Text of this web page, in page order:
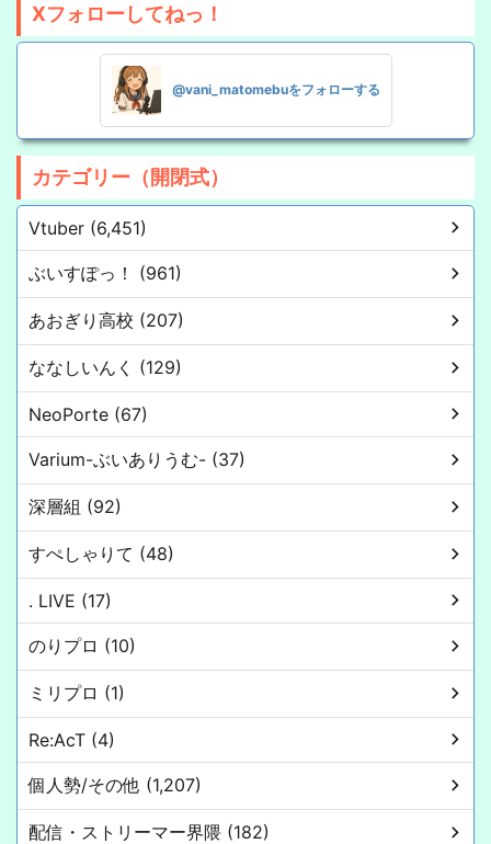
Xフォローしてねっ！
@vani_matomebuをフォローする
カテゴリー（開閉式）
Vtuber (6,451)
ぶいすぽっ！ (961)
あおぎり高校 (207)
ななしいんく (129)
NeoPorte (67)
Varium-ぶいありうむ- (37)
深層組 (92)
すぺしゃりて (48)
. LIVE (17)
のりプロ (10)
ミリプロ (1)
Re:AcT (4)
個人勢/その他 (1,207)
配信・ストリーマー界隈 (182)